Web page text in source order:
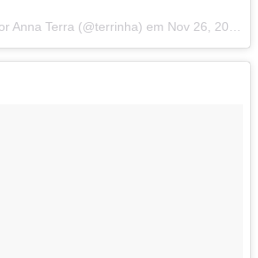
Anna Terra (@terrinha) em Nov 26, 2014 at 2:44 PST